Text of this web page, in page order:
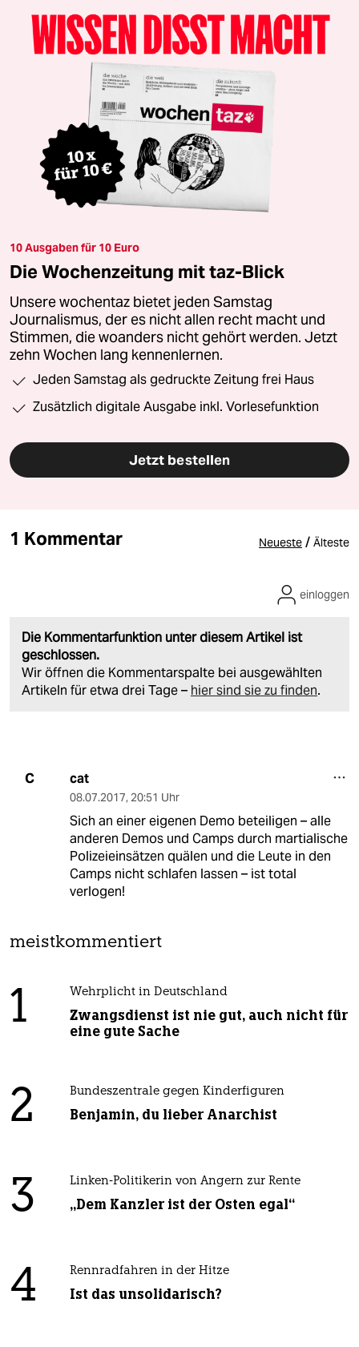
10 Ausgaben für 10 Euro
Die Wochenzeitung mit taz-Blick
Unsere wochentaz bietet jeden Samstag
Journalismus, der es nicht allen recht macht und
Stimmen, die woanders nicht gehört werden. Jetzt
zehn Wochen lang kennenlernen.
Jeden Samstag als gedruckte Zeitung frei Haus
Zusätzlich digitale Ausgabe inkl. Vorlesefunktion
Jetzt bestellen
1 Kommentar Neueste / Älteste
Die Kommentarfunktion unter diesem Artikel ist
geschlossen.
Wir öffnen die Kommentarspalte bei ausgewählten
Artikeln für etwa drei Tage – hier sind sie zu finden.
einloggen
C cat
08.07.2017, 20:51 Uhr
Sich an einer eigenen Demo beteiligen – alle
anderen Demos und Camps durch martialische
Polizeieinsätzen quälen und die Leute in den
Camps nicht schlafen lassen – ist total
verlogen!
meistkommentiert
1 Wehrplicht in Deutschland
Zwangsdienst ist nie gut, auch nicht für
eine gute Sache
2 Bundeszentrale gegen Kinderfiguren
Benjamin, du lieber Anarchist
3 Linken-Politikerin von Angern zur Rente
„Dem Kanzler ist der Osten egal“
4 Rennradfahren in der Hitze
Ist das unsolidarisch?